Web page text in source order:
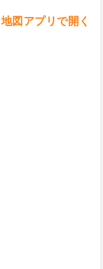
地図アプリで開く